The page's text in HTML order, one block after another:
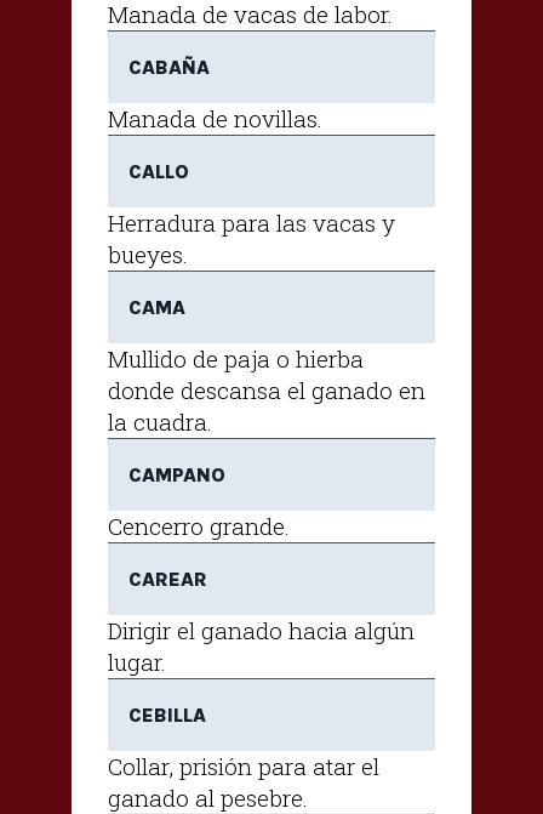
Manada de vacas de labor.
CABAÑA
Manada de novillas.
CALLO
Herradura para las vacas y
bueyes.
CAMA
Mullido de paja o hierba
donde descansa el ganado en
la cuadra.
CAMPANO
Cencerro grande.
CAREAR
Dirigir el ganado hacia algún
lugar.
CEBILLA
Collar, prisión para atar el
ganado al pesebre.